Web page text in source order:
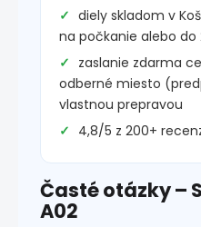
diely skladom v
na počkanie alebo do
zaslanie zdarma
odberné miesto
vlastnou prepravou
4,8/5 z 200+
Časté otázky –
A02